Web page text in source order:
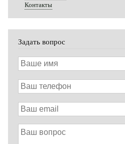
Контакты
Задать вопрос
Ваше
имя
Ваш
телефон
Ваш
email
Ваш
вопрос